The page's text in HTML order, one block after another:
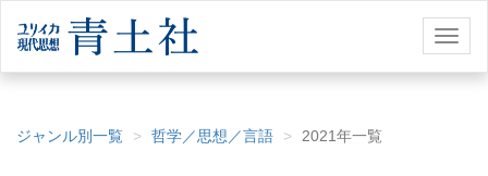
ジャンル別一覧 哲学／思想／言語 2021年一覧